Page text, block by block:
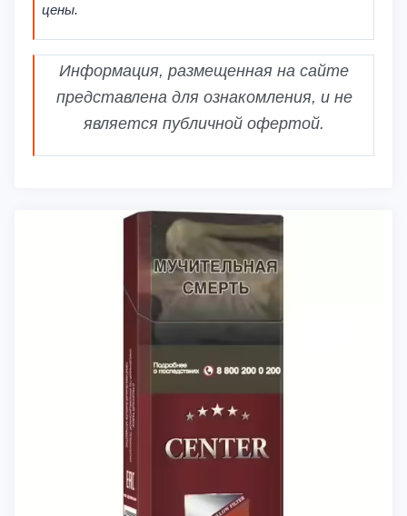
цены.
Информация, размещенная на сайте
представлена для ознакомления, и не
является публичной офертой.